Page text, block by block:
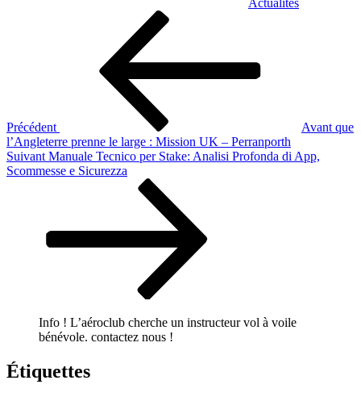
Précédent
Avant que
l’Angleterre prenne le large : Mission UK – Perranporth
Article
suivant
Suivant Manuale Tecnico per Stake: Analisi Profonda di App,
Scommesse e Sicurezza
Info ! L’aéroclub cherche un instructeur vol à voile
bénévole. contactez nous !
Étiquettes